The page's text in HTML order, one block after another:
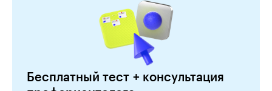
Бесплатный тест + консультация